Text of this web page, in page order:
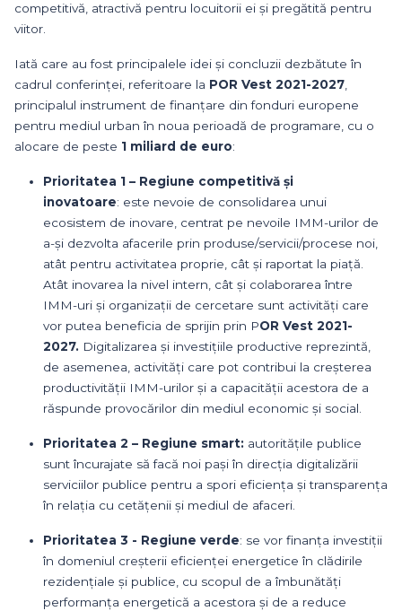
competitivă, atractivă pentru locuitorii ei și pregătită pentru
viitor.
Iată care au fost principalele idei și concluzii dezbătute în
cadrul conferinței, referitoare la POR Vest 2021-2027,
principalul instrument de finanțare din fonduri europene
pentru mediul urban în noua perioadă de programare, cu o
alocare de peste 1 miliard de euro:
Prioritatea 1 – Regiune competitivă și
inovatoare: este nevoie de consolidarea unui
ecosistem de inovare, centrat pe nevoile IMM-urilor de
a-și dezvolta afacerile prin produse/servicii/procese noi,
atât pentru activitatea proprie, cât și raportat la piață.
Atât inovarea la nivel intern, cât și colaborarea între
IMM-uri și organizații de cercetare sunt activități care
vor putea beneficia de sprijin prin POR Vest 2021-
2027. Digitalizarea și investițiile productive reprezintă,
de asemenea, activități care pot contribui la creșterea
productivității IMM-urilor și a capacității acestora de a
răspunde provocărilor din mediul economic și social.
Prioritatea 2 – Regiune smart: autoritățile publice
sunt încurajate să facă noi pași în direcția digitalizării
serviciilor publice pentru a spori eficiența și transparența
în relația cu cetățenii și mediul de afaceri.
Prioritatea 3 - Regiune verde: se vor finanța investiții
în domeniul creșterii eficienței energetice în clădirile
rezidențiale și publice, cu scopul de a îmbunătăți
performanța energetică a acestora și de a reduce